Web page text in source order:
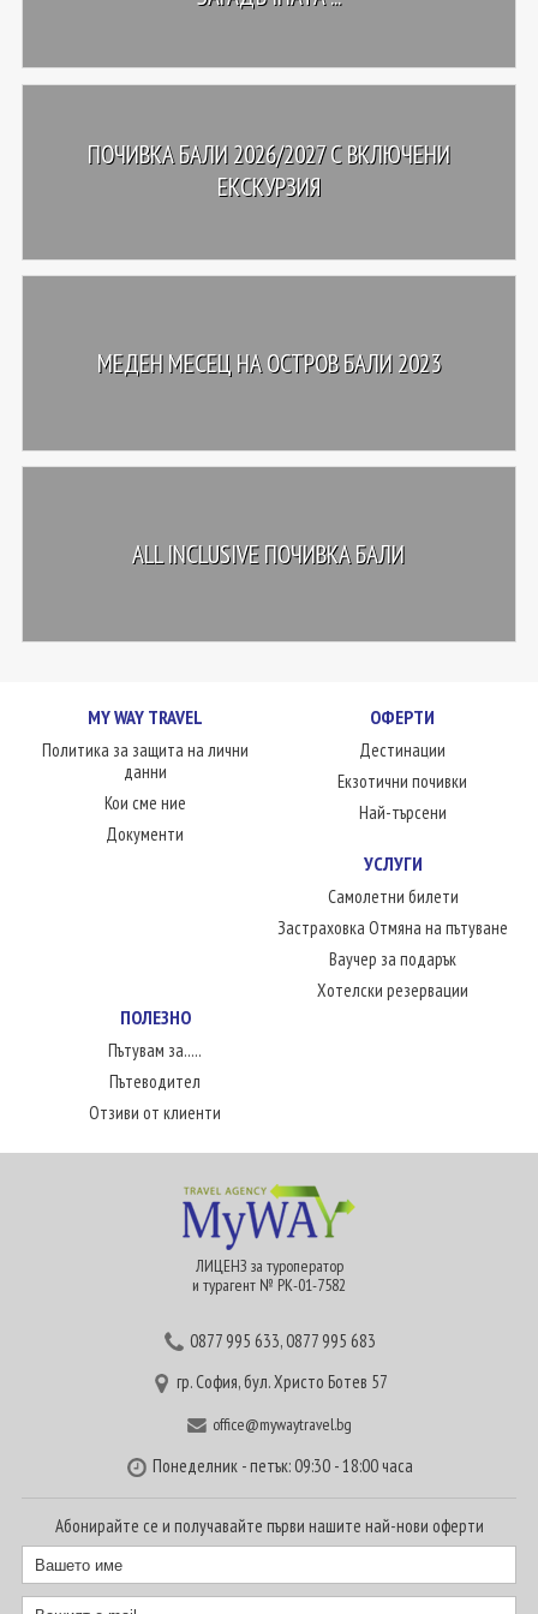
ПОЧИВКА БАЛИ 2026/2027 С ВКЛЮЧЕНИ
ЕКСКУРЗИЯ
МЕДЕН МЕСЕЦ НА ОСТРОВ БАЛИ 2023
ALL INCLUSIVE ПОЧИВКА БАЛИ
MY WAY TRAVEL
Политика за защита на лични
данни
Кои сме ние
Документи
ОФЕРТИ
Дестинации
Екзотични почивки
Най-търсени
УСЛУГИ
Самолетни билети
Застраховка Отмяна на пътуване
Ваучер за подарък
Хотелски резервации
ПОЛЕЗНО
Пътувам за.....
Пътеводител
Отзиви от клиенти
ЛИЦЕНЗ за туроператор
и турагент № РК-01-7582
0877 995 633,0877 995 683
гр. София, бул. Христо Ботев 57
office@mywaytravel.bg
Понеделник - петък: 09:30 - 18:00 часа
Абонирайте се и получавайте първи нашите най-нови оферти